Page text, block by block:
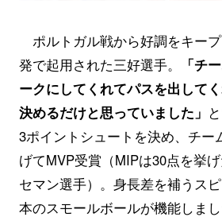
ポルトガル戦から好調をキー
発で起用された三好選手。
「チ
ークにしてくれてパスを出して
決めるだけと思っていました」
3ポイントシュートを決め、チー
げてMVP受賞（MIPは30点を挙
セマン選手）。身長差を補うス
本のスモールボールが機能しま